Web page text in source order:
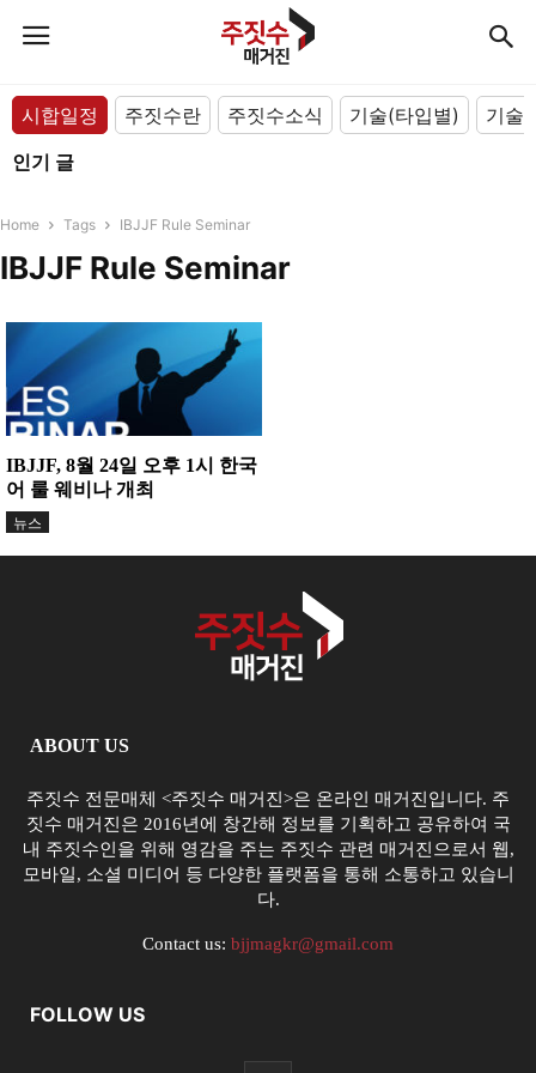
시합일정 주짓수란 주짓수소식 기술(타입별)
기술
인기 글
Home Tags IBJJF Rule Seminar
IBJJF Rule Seminar
IBJJF, 8월 24일 오후 1시 한국
어 룰 웨비나 개최
뉴스
ABOUT US
주짓수 전문매체 <주짓수 매거진>은 온라인 매거진입니다. 주
짓수 매거진은 2016년에 창간해 정보를 기획하고 공유하여 국
내 주짓수인을 위해 영감을 주는 주짓수 관련 매거진으로서 웹,
모바일, 소셜 미디어 등 다양한 플랫폼을 통해 소통하고 있습니
다.
Contact us: bjjmagkr@gmail.com
FOLLOW US